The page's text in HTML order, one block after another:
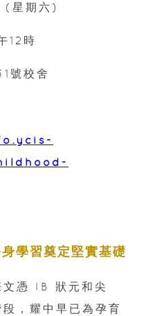
(星期六)
12時
號校舍
學習奠定堅實基礎
文憑 IB 狀元和尖
，耀中早已為孕育